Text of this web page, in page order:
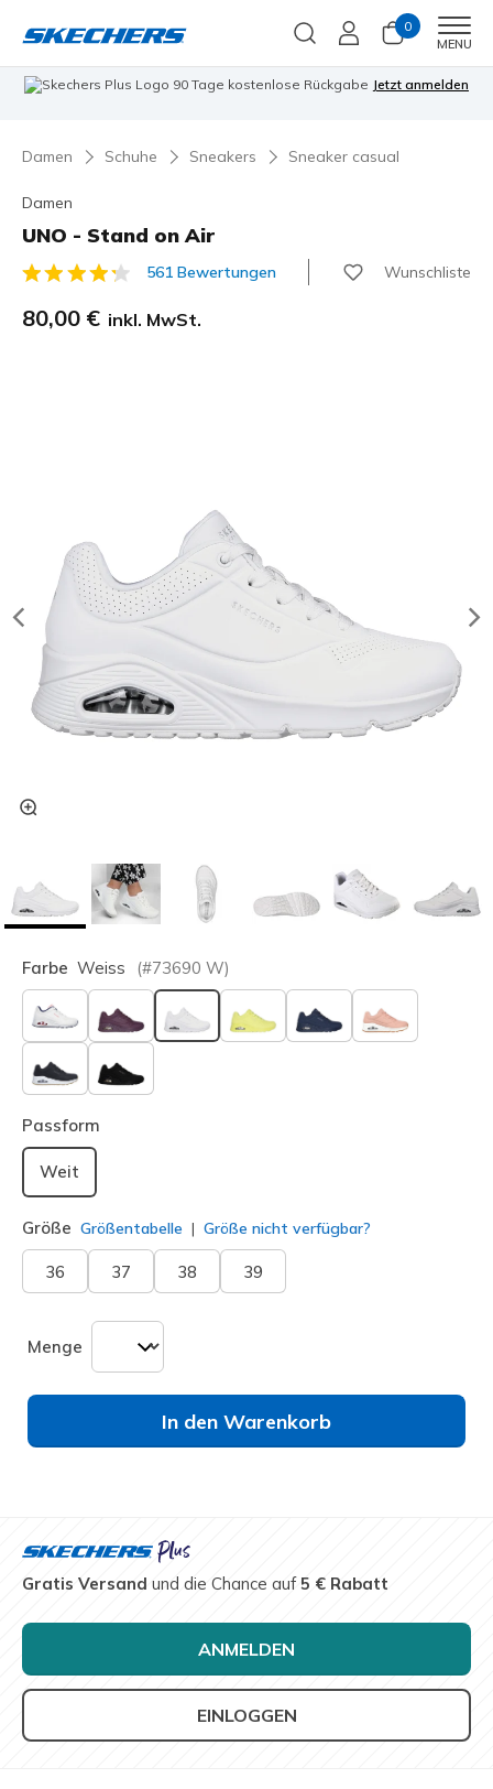
0
MENU
90 Tage kostenlose Rückgabe Jetzt anmelden
Damen Schuhe Sneakers Sneaker casual
Damen
UNO - Stand on Air
4,6 von 5 Kundenbewertungen
561 Bewertungen Wunschliste
80,00 € inkl. MwSt.
Farbe Weiss (#73690 W)
ausgewählt
Passform
Weit
Größe Größentabelle Größe nicht verfügbar?
36 37 38 39
Menge
In den Warenkorb
Gratis Versand und die Chance auf5 € Rabatt
ANMELDEN
EINLOGGEN